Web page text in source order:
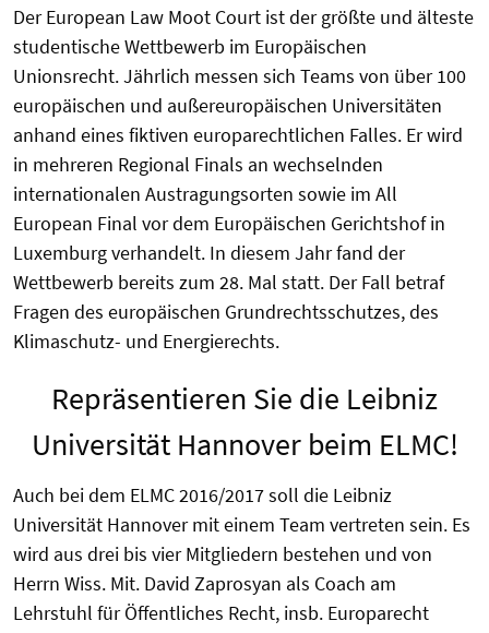
Der European Law Moot Court ist der größte und älteste
studentische Wettbewerb im Europäischen
Unionsrecht. Jährlich messen sich Teams von über 100
europäischen und außereuropäischen Universitäten
anhand eines fiktiven europarechtlichen Falles. Er wird
in mehreren Regional Finals an wechselnden
internationalen Austragungsorten sowie im All
European Final vor dem Europäischen Gerichtshof in
Luxemburg verhandelt. In diesem Jahr fand der
Wettbewerb bereits zum 28. Mal statt. Der Fall betraf
Fragen des europäischen Grundrechtsschutzes, des
Klimaschutz- und Energierechts.
Repräsentieren Sie die Leibniz
Universität Hannover beim ELMC!
Auch bei dem ELMC 2016/2017 soll die Leibniz
Universität Hannover mit einem Team vertreten sein. Es
wird aus drei bis vier Mitgliedern bestehen und von
Herrn Wiss. Mit. David Zaprosyan als Coach am
Lehrstuhl für Öffentliches Recht, insb. Europarecht